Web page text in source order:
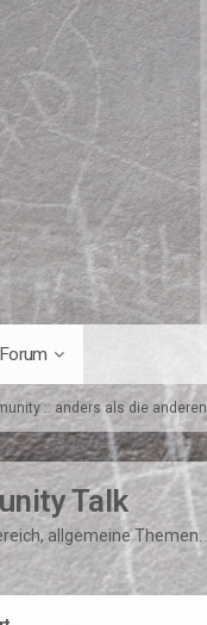
Forum
:: anders als die anderen
Talk
allgemeine Themen.